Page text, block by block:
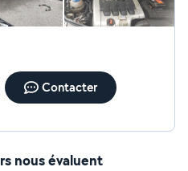
Contacter
nous évaluent